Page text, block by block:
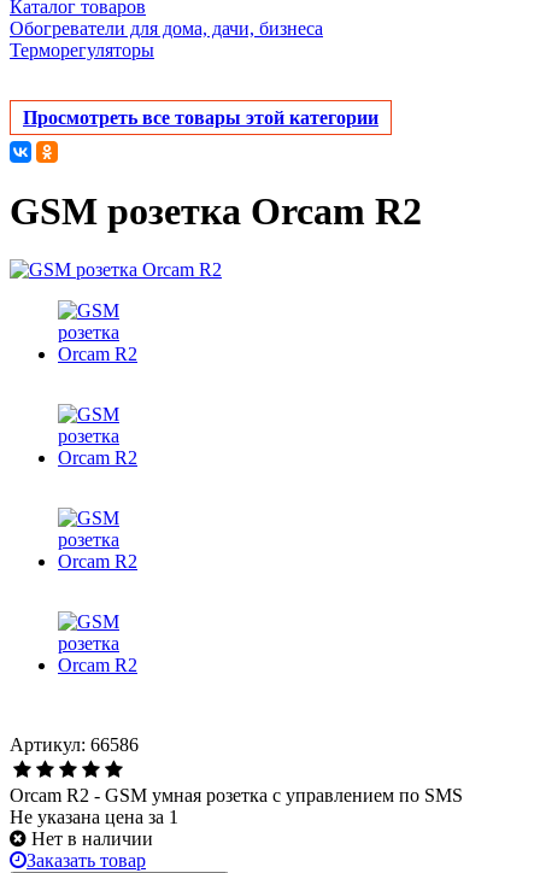
Каталог товаров
Обогреватели для дома, дачи, бизнеса
Терморегуляторы
Просмотреть все товары этой категории
GSM розетка Orcam R2
Артикул: 66586
Orcam R2 - GSM умная розетка с управлением по SMS
Не указана цена за 1
Нет в наличии
Заказать товар